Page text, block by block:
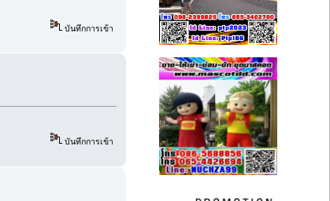
บันทึกการเข้า
บันทึกการเข้า